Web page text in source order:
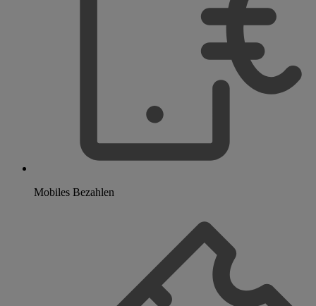
Mobiles Bezahlen